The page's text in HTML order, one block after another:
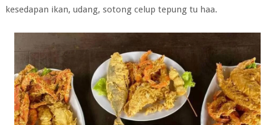
kesedapan ikan, udang, sotong celup tepung tu haa.